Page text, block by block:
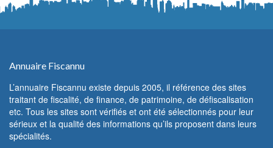
Annuaire Fiscannu
L’annuaire Fiscannu existe depuis 2005, il référence des sites
traitant de fiscalité, de finance, de patrimoine, de défiscalisation
etc. Tous les sites sont vérifiés et ont été sélectionnés pour leur
sérieux et la qualité des informations qu’ils proposent dans leurs
spécialités.